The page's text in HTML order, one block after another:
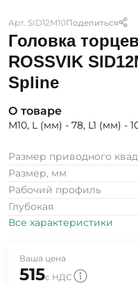
Арт. SID12M10Поделиться
Головка
ROSSVIK
Spline
О товаре
M10, L (мм) - 78, L1 (мм) -
Размер приводного
Размер, мм
Рабочий профиль
Глубокая
Все характеристики
Ваша цена
515с НДС